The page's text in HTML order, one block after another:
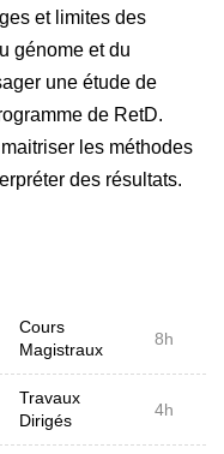
et limites des
génome et du
une étude de
de RetD.
les méthodes
des résultats.
Cours
Magistraux
8h
Travaux
Dirigés
4h